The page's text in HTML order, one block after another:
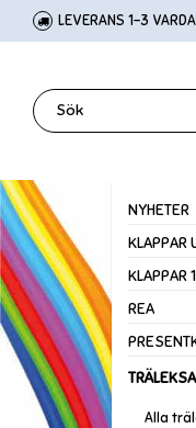
LEVERANS 1-3
NYHETER
KLAPPAR
REA
Alla